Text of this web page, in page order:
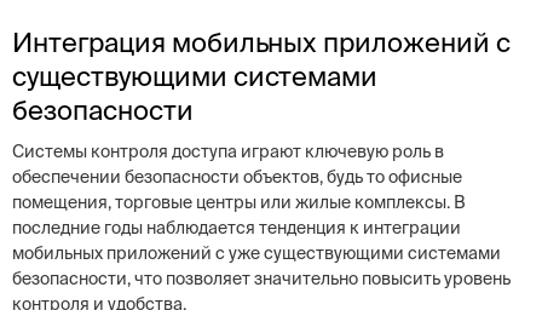
Интеграция мобильных приложений с
существующими системами
безопасности
Системы контроля доступа играют ключевую роль в
обеспечении безопасности объектов, будь то офисные
помещения, торговые центры или жилые комплексы. В
последние годы наблюдается тенденция к интеграции
мобильных приложений с уже существующими системами
безопасности, что позволяет значительно повысить уровень
контроля и удобства.